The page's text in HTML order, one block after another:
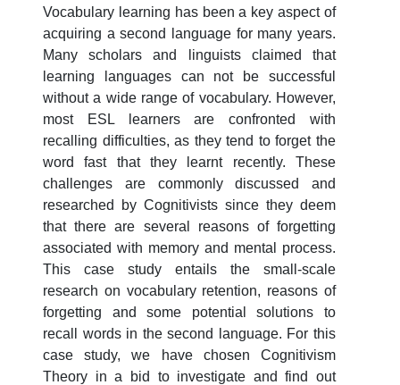
Vocabulary learning has been a key aspect of
acquiring a second language for many years.
Many scholars and linguists claimed that
learning languages can not be successful
without a wide range of vocabulary. However,
most ESL learners are confronted with
recalling difficulties, as they tend to forget the
word fast that they learnt recently. These
challenges are commonly discussed and
researched by Cognitivists since they deem
that there are several reasons of forgetting
associated with memory and mental process.
This case study entails the small-scale
research on vocabulary retention, reasons of
forgetting and some potential solutions to
recall words in the second language. For this
case study, we have chosen Cognitivism
Theory in a bid to investigate and find out